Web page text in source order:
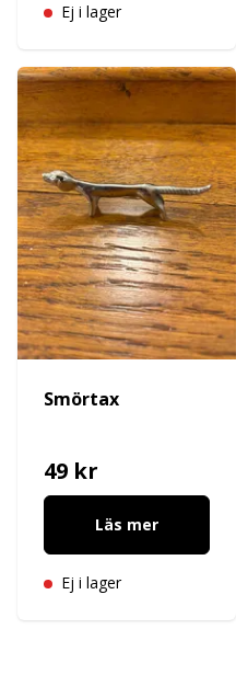
Ej i lager
Smörtax
49 kr
Läs mer
Ej i lager